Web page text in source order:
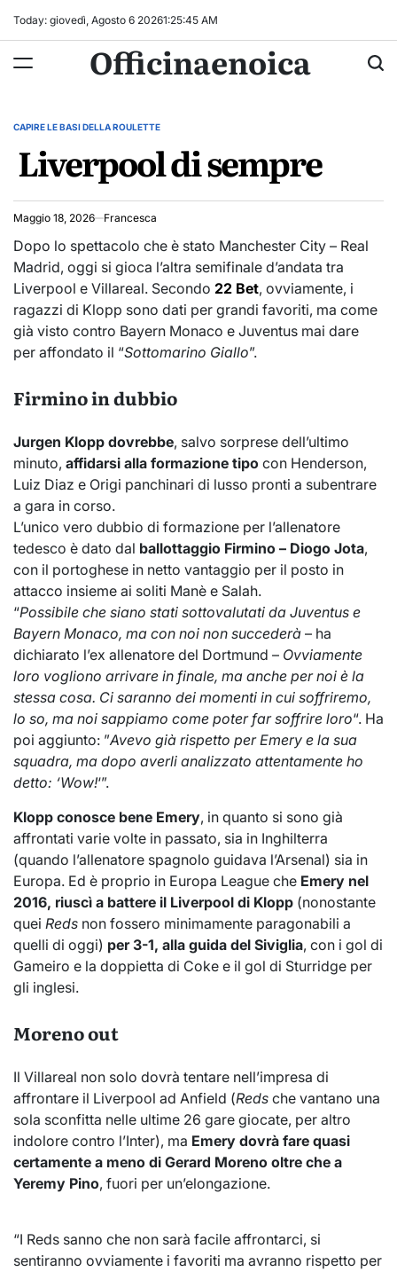
Today: giovedì, Agosto 6 20261:25:46 AM
Officinaenoica
POSTED
CAPIRE LE BASI DELLA ROULETTE
Liverpool di sempre
Maggio 18, 2026 Francesca
Dopo lo spettacolo che è stato Manchester City – Real
Madrid, oggi si gioca l’altra semifinale d’andata tra
Liverpool e Villareal. Secondo 22 Bet, ovviamente, i
ragazzi di Klopp sono dati per grandi favoriti, ma come
già visto contro Bayern Monaco e Juventus mai dare
per affondato il “Sottomarino Giallo”.
Firmino in dubbio
Jurgen Klopp dovrebbe, salvo sorprese dell’ultimo
minuto, affidarsi alla formazione tipo con Henderson,
Luiz Diaz e Origi panchinari di lusso pronti a subentrare
a gara in corso.
L’unico vero dubbio di formazione per l’allenatore
tedesco è dato dal ballottaggio Firmino – Diogo Jota,
con il portoghese in netto vantaggio per il posto in
attacco insieme ai soliti Manè e Salah.
“Possibile che siano stati sottovalutati da Juventus e
Bayern Monaco, ma con noi non succederà – ha
dichiarato l’ex allenatore del Dortmund – Ovviamente
loro vogliono arrivare in finale, ma anche per noi è la
stessa cosa. Ci saranno dei momenti in cui soffriremo,
lo so, ma noi sappiamo come poter far soffrire loro“. Ha
poi aggiunto: ”Avevo già rispetto per Emery e la sua
squadra, ma dopo averli analizzato attentamente ho
detto: ‘Wow!‘”.
Klopp conosce bene Emery, in quanto si sono già
affrontati varie volte in passato, sia in Inghilterra
(quando l’allenatore spagnolo guidava l’Arsenal) sia in
Europa. Ed è proprio in Europa League che Emery nel
2016, riuscì a battere il Liverpool di Klopp (nonostante
quei Reds non fossero minimamente paragonabili a
quelli di oggi) per 3-1, alla guida del Siviglia, con i gol di
Gameiro e la doppietta di Coke e il gol di Sturridge per
gli inglesi.
Moreno out
Il Villareal non solo dovrà tentare nell’impresa di
affrontare il Liverpool ad Anfield (Reds che vantano una
sola sconfitta nelle ultime 26 gare giocate, per altro
indolore contro l’Inter), ma Emery dovrà fare quasi
certamente a meno di Gerard Moreno oltre che a
Yeremy Pino, fuori per un’elongazione.
“I Reds sanno che non sarà facile affrontarci, si
sentiranno ovviamente i favoriti ma avranno rispetto per